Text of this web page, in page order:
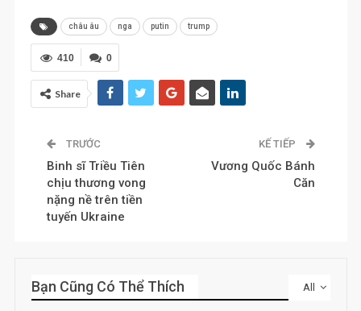
châu âu nga putin trump
0
410
Share
TRƯỚC
Binh sĩ Triều Tiên
chịu thương vong
nặng nề trên tiền
tuyến Ukraine
KẾ TIẾP
Vương Quốc Bánh
Căn
All
Bạn Cũng Có Thể Thích